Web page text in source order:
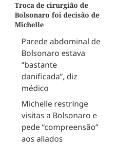
Troca de cirurgião de
Bolsonaro foi decisão de
Michelle
Parede abdominal de
Bolsonaro estava
“bastante
danificada”, diz
médico
Michelle restringe
visitas a Bolsonaro e
pede “compreensão”
aos aliados